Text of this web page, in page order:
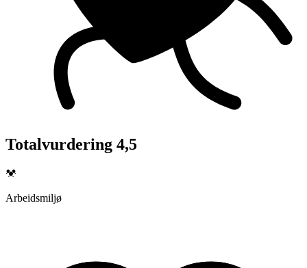
Totalvurdering 4,5
Arbeidsmiljø